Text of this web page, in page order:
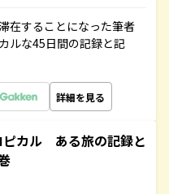
在することになった筆者
ルな45日間の記録と記
詳細を見る
ピカル ある旅の記録と